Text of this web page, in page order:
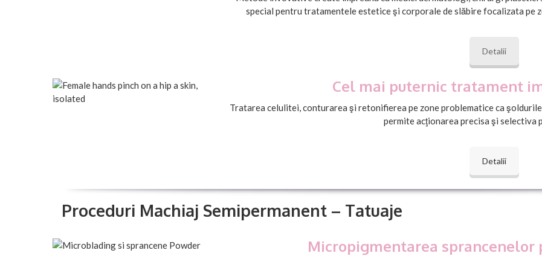
special pentru tratamentele estetice şi corporale de slăbire focalizata pe
Detalii
Cel mai puternic tratament
Tratarea celulitei, conturarea şi retonifierea pe zone problematice ca
permite acţionarea precisa şi selectiva
Detalii
Proceduri Machiaj Semipermanent – Tatuaje
Micropigmentarea sprancenelor